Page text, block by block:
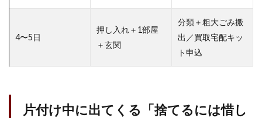
4〜5日
押し入れ＋1部屋
＋玄関
分類＋粗大ごみ搬
出／買取宅配キッ
ト申込
片付け中に出てくる「捨てるには惜し